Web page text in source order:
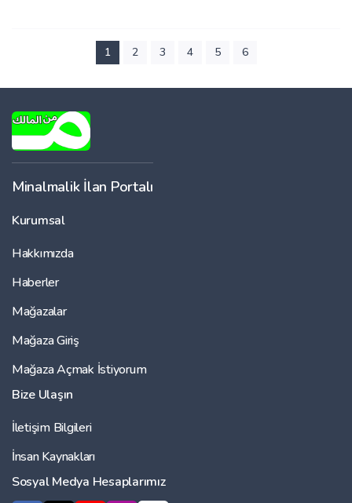
1 2 3 4 5 6
Minalmalik İlan Portalı
Kurumsal
Hakkımızda
Haberler
Mağazalar
Mağaza Giriş
Mağaza Açmak İstiyorum
Bize Ulaşın
İletişim Bilgileri
İnsan Kaynakları
Sosyal Medya Hesaplarımız